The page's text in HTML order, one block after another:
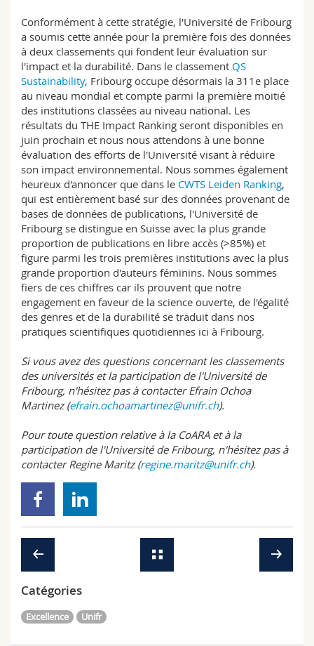
Conformément à cette stratégie, l'Université de Fribourg
a soumis cette année pour la première fois des données
à deux classements qui fondent leur évaluation sur
l'impact et la durabilité. Dans le classement QS
Sustainability, Fribourg occupe désormais la 311e place
au niveau mondial et compte parmi la première moitié
des institutions classées au niveau national. Les
résultats du THE Impact Ranking seront disponibles en
juin prochain et nous nous attendons à une bonne
évaluation des efforts de l'Université visant à réduire
son impact environnemental. Nous sommes également
heureux d'annoncer que dans le CWTS Leiden Ranking,
qui est entièrement basé sur des données provenant de
bases de données de publications, l'Université de
Fribourg se distingue en Suisse avec la plus grande
proportion de publications en libre accès (>85%) et
figure parmi les trois premières institutions avec la plus
grande proportion d'auteurs féminins. Nous sommes
fiers de ces chiffres car ils prouvent que notre
engagement en faveur de la science ouverte, de l'égalité
des genres et de la durabilité se traduit dans nos
pratiques scientifiques quotidiennes ici à Fribourg.
Si vous avez des questions concernant les classements
des universités et la participation de l'Université de
Fribourg, n'hésitez pas à contacter Efrain Ochoa
Martinez (efrain.ochoamartinez@unifr.ch).
Pour toute question relative à la CoARA et à la
participation de l'Université de Fribourg, n'hésitez pas à
contacter Regine Maritz (regine.maritz@unifr.ch).
Catégories
Excellence Unifr